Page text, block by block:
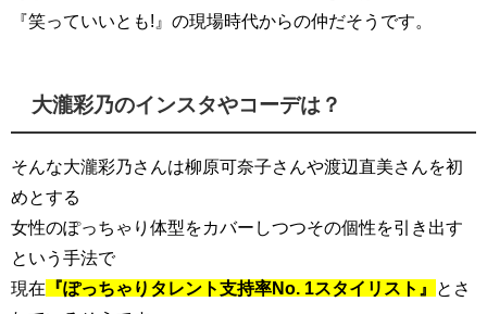
『笑っていいとも!』の現場時代からの仲だそうです。
大瀧彩乃のインスタやコーデは？
そんな大瀧彩乃さんは柳原可奈子さんや渡辺直美さんを初
めとする
女性のぽっちゃり体型をカバーしつつその個性を引き出す
という手法で
現在 『ぽっちゃりタレント支持率No. 1スタイリスト』
とさ